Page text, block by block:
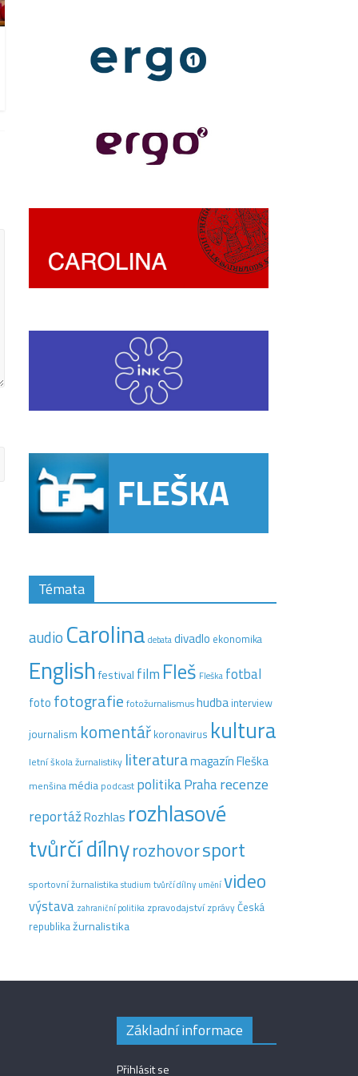
Témata
audio Carolina debatadivadlo ekonomika
Englishfestival film Fleš Fleška fotbal
foto fotografie fotožurnalismushudba interview
journalism komentář koronavirus kultura
letní škola žurnalistiky literaturamagazín Fleška
menšinamédia podcast politikaPraharecenze
reportážRozhlas rozhlasové
tvůrčí dílnyrozhovorsport
sportovní žurnalistikastudium tvůrčí dílny uměnívideo
výstava zahraniční politika zpravodajství zprávyČeská
republikažurnalistika
Základní informace
Přihlásit se